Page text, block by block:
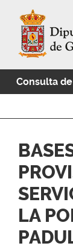
Consulta
LA